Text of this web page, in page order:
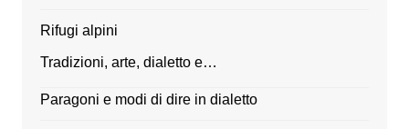
Rifugi alpini
Tradizioni, arte, dialetto e…
Paragoni e modi di dire in dialetto